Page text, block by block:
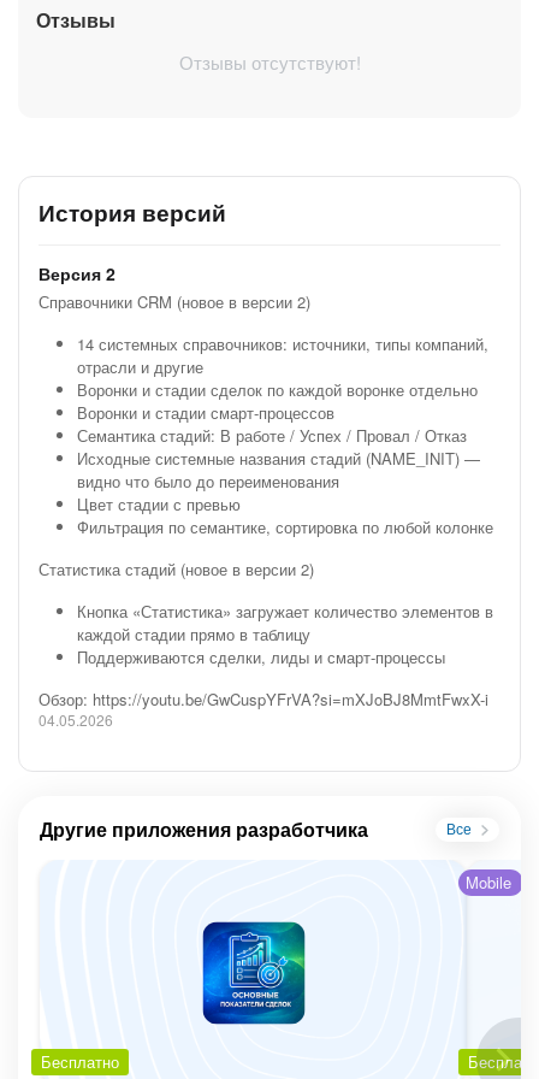
Отзывы
Отзывы отсутствуют!
История версий
Версия 2
Справочники CRM (новое в версии 2)
14 системных справочников: источники, типы компаний,
отрасли и другие
Воронки и стадии сделок по каждой воронке отдельно
Воронки и стадии смарт-процессов
Семантика стадий: В работе / Успех / Провал / Отказ
Исходные системные названия стадий (NAME_INIT) —
видно что было до переименования
Цвет стадии с превью
Фильтрация по семантике, сортировка по любой колонке
Статистика стадий (новое в версии 2)
Кнопка «Статистика» загружает количество элементов в
каждой стадии прямо в таблицу
Поддерживаются сделки, лиды и смарт-процессы
Обзор: https://youtu.be/GwCuspYFrVA?si=mXJoBJ8MmtFwxX-i
04.05.2026
Другие приложения разработчика Все
Бесплатно
Mobile